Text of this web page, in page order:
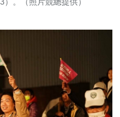
。（照片競總提供）